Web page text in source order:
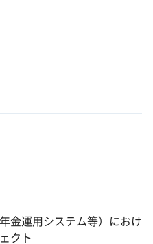
金運用システム等）におけ
クト